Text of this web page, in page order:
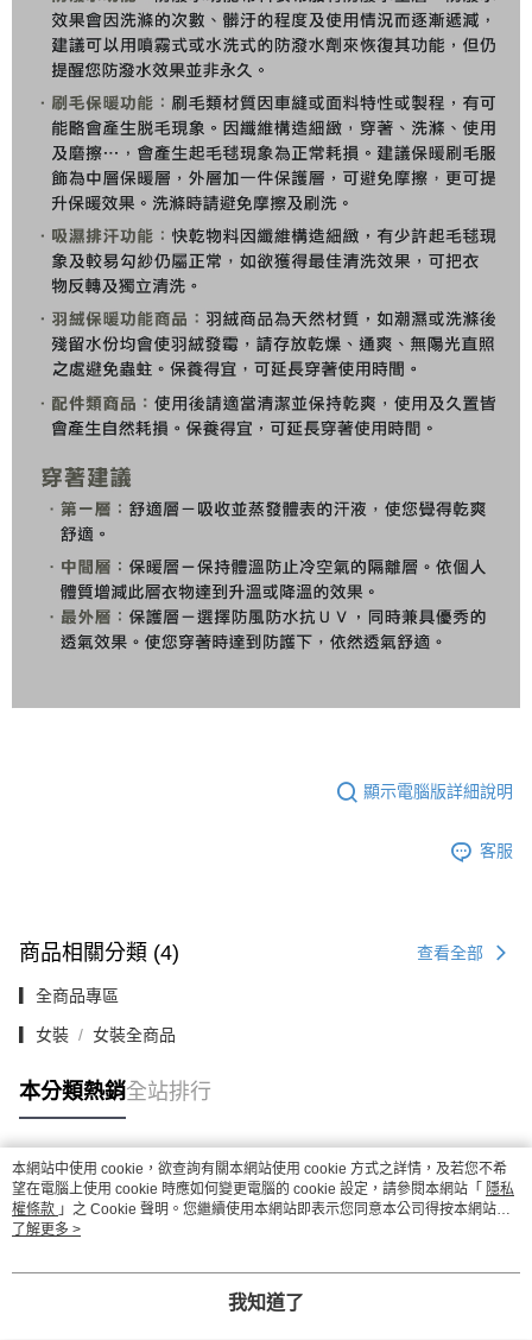
顯示電腦版詳細說明
客服
商品相關分類 (4) 查看全部
▎全商品專區
▎女裝 女裝全商品
本分類熱銷全站排行
熱門標籤
本網站中使用 cookie，欲查詢有關本網站使用 cookie 方式之詳情，及若您不希
望在電腦上使用 cookie 時應如何變更電腦的 cookie 設定，請參閱本網站「 隱私
權條款 」之 Cookie 聲明。您繼續使用本網站即表示您同意本公司得按本網站使
用條款之 Cookie 聲明使用 cookie。
了解更多 >
我知道了